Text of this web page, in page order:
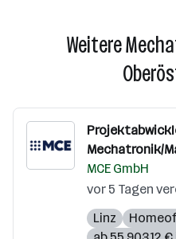
Weitere
Mechatronik/
MCE GmbH
vor 5 Tagen
Linz